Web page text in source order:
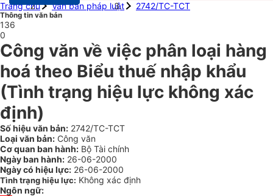
Trang chủ
Văn bản pháp luật 2742/TC-TCT
Thông tin văn bản
136
0
Công văn về việc phân loại hàng
hoá theo Biểu thuế nhập khẩu
(Tình trạng hiệu lực không xác
định)
Số hiệu văn bản: 2742/TC-TCT
Loại văn bản: Công văn
Cơ quan ban hành: Bộ Tài chính
Ngày ban hành: 26-06-2000
Ngày có hiệu lực: 26-06-2000
Tình trạng hiệu lực: Không xác định
Ngôn ngữ: